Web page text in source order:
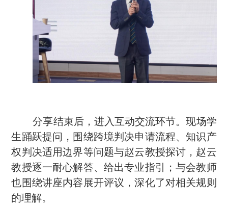
分享结束后，进入互动交流环节。现场学
生踊跃提问，围绕跨境判决申请流程、知识产
权判决适用边界等问题与赵云教授探讨，赵云
教授逐一耐心解答、给出专业指引；与会教师
也围绕讲座内容展开评议，深化了对相关规则
的理解。